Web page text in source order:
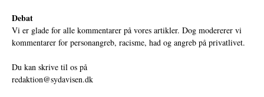
Debat
Vi er glade for alle kommentarer på vores artikler. Dog modererer vi
kommentarer for personangreb, racisme, had og angreb på privatlivet.
Du kan skrive til os på
redaktion@sydavisen.dk